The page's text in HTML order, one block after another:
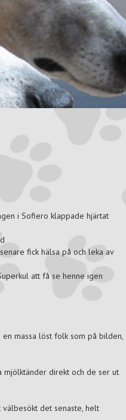
i Sofiero klappade hjärtat
fick hälsa på och leka av
att få se henne igen
massa löst folk som på bilden,
mjölktänder direkt och de ser ut
det senaste, helt